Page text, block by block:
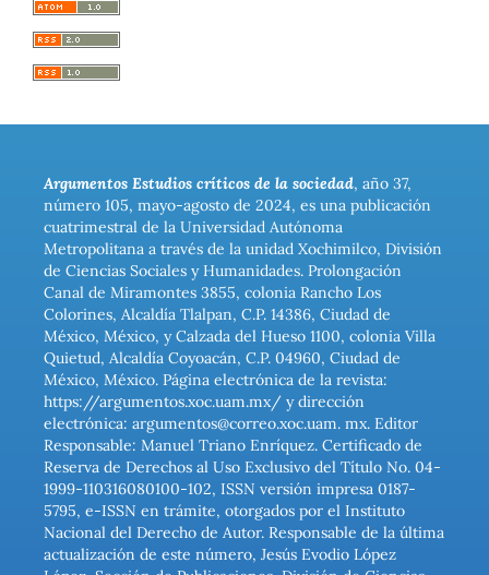
Argumentos Estudios críticos de la sociedad, año 37,
número 105, mayo-agosto de 2024, es una publicación
cuatrimestral de la Universidad Autónoma
Metropolitana a través de la unidad Xochimilco, División
de Ciencias Sociales y Humanidades. Prolongación
Canal de Miramontes 3855, colonia Rancho Los
Colorines, Alcaldía Tlalpan, C.P. 14386, Ciudad de
México, México, y Calzada del Hueso 1100, colonia Villa
Quietud, Alcaldía Coyoacán, C.P. 04960, Ciudad de
México, México. Página electrónica de la revista:
https://argumentos.xoc.uam.mx/ y dirección
electrónica: argumentos@correo.xoc.uam. mx. Editor
Responsable: Manuel Triano Enríquez. Certificado de
Reserva de Derechos al Uso Exclusivo del Título No. 04-
1999-110316080100-102, ISSN versión impresa 0187-
5795, e-ISSN en trámite, otorgados por el Instituto
Nacional del Derecho de Autor. Responsable de la última
actualización de este número, Jesús Evodio López